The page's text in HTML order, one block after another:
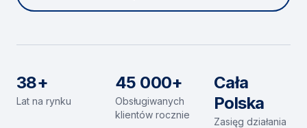
38+
Lat na rynku
45 000+
Obsługiwanych
klientów rocznie
Cała
Polska
Zasięg działania